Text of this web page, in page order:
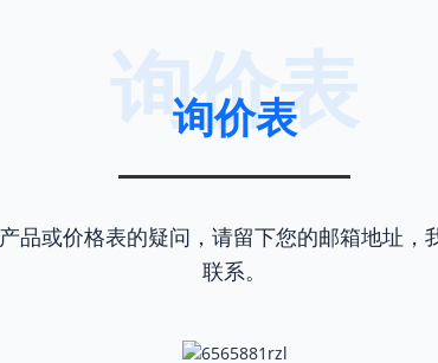
询价表
询价表
品或价格表的疑问，请留下您的邮箱地址，
联系。